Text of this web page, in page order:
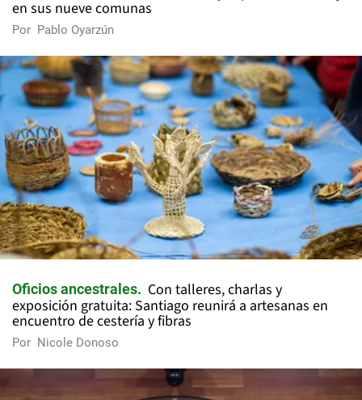
en sus nueve comunas
Por Pablo Oyarzún
Oficios ancestrales
Con talleres, charlas y
exposición gratuita: Santiago reunirá a artesanas en
encuentro de cestería y fibras
Por Nicole Donoso